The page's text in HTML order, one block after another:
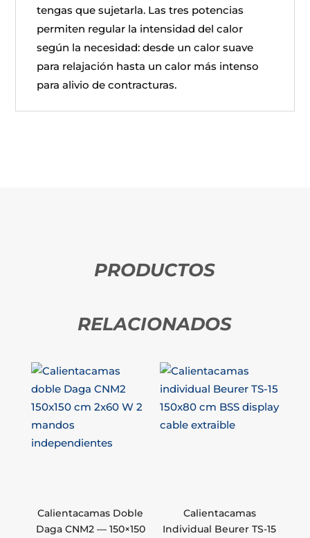
tengas que sujetarla. Las tres potencias
permiten regular la intensidad del calor
según la necesidad: desde un calor suave
para relajación hasta un calor más intenso
para alivio de contracturas.
PRODUCTOS
RELACIONADOS
Calientacamas Doble
Daga CNM2 — 150×150
Calientacamas
Individual Beurer TS-15